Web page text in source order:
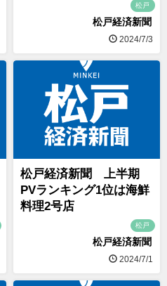
松戸
松戸経済新聞
2024/7/3
松戸経済新聞 上半期
PVランキング1位は海鮮
料理2号店
松戸
松戸経済新聞
2024/7/1